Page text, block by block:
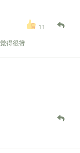
11
觉得很赞